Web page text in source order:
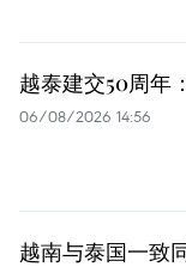
越泰建交50周年
06/08/2026 14:56
越南与泰国一致